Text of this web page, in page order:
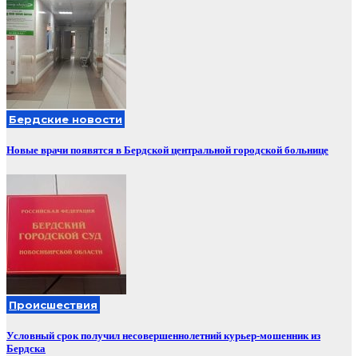
Бердские новости
Новые врачи появятся в Бердской центральной городской больнице
Происшествия
Условный срок получил несовершеннолетний курьер-мошенник из
Бердска